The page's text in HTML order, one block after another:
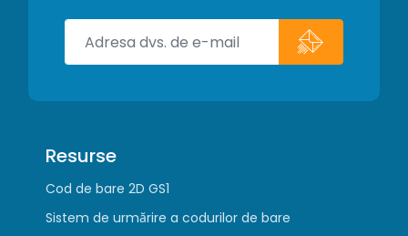
Resurse
Cod de bare 2D GS1
Sistem de urmărire a codurilor de bare